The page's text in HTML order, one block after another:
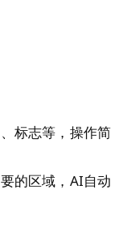
标志等，操作简
的区域，AI自动